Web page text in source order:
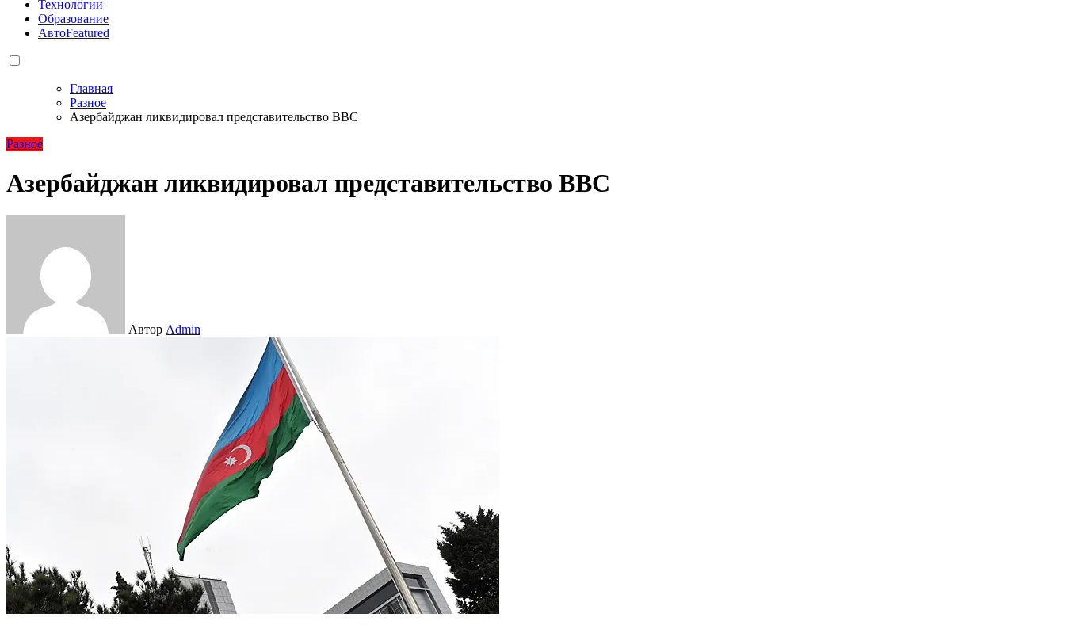
Технологии
Образование
АвтоFeatured
Главная
Разное
Азербайджан ликвидировал представительство BBC
Разное
Азербайджан ликвидировал представительство BBC
Автор Admin